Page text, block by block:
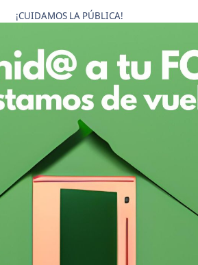
¡CUIDAMOS LA PÚBLICA!